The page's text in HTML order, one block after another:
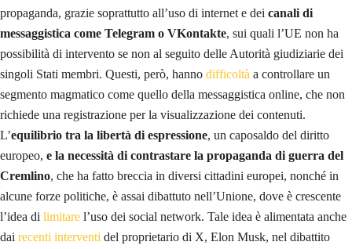
propaganda, grazie soprattutto all’uso di internet e dei canali di
messaggistica come Telegram o VKontakte, sui quali l’UE non ha
possibilità di intervento se non al seguito delle Autorità giudiziarie dei
singoli Stati membri. Questi, però, hanno difficoltà a controllare un
segmento magmatico come quello della messaggistica online, che non
richiede una registrazione per la visualizzazione dei contenuti.
L’equilibrio tra la libertà di espressione, un caposaldo del diritto
europeo, e la necessità di contrastare la propaganda di guerra del
Cremlino, che ha fatto breccia in diversi cittadini europei, nonché in
alcune forze politiche, è assai dibattuto nell’Unione, dove è crescente
l’idea di limitare l’uso dei social network. Tale idea è alimentata anche
dai recenti interventi del proprietario di X, Elon Musk, nel dibattito